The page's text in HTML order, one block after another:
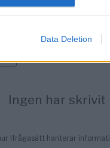
Data Deletion